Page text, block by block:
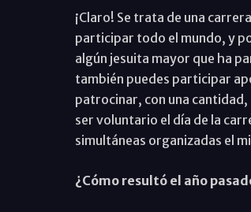
¡Claro! Se trata de una
participar todo el mundo, y
algún jesuita mayor que ha
también puedes participar
patrocinar, con una cantidad,
ser voluntario el día de la
simultáneas organizadas el
¿Cómo resultó el año